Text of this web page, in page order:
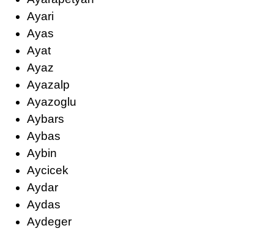
Ayari
Ayas
Ayat
Ayaz
Ayazalp
Ayazoglu
Aybars
Aybas
Aybin
Aycicek
Aydar
Aydas
Aydeger